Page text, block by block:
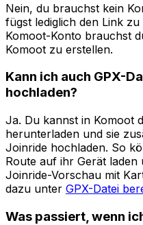
Nein, du brauchst kein
fügst lediglich den Link
Komoot-Konto brauchst
Komoot zu erstellen.
Kann ich auch GPX-
hochladen?
Ja. Du kannst in Komoot
herunterladen und sie
Joinride hochladen. So
Route auf ihr Gerät laden
Joinride-Vorschau mit
dazu unter GPX-Datei
Was passiert, wenn